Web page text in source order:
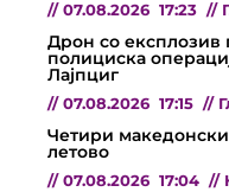
// 07.08.2026 17:23 //
Дрон со експлозив
полициска
Лајпциг
// 07.08.2026 17:15 //
Четири
летово
// 07.08.2026 17:04 //